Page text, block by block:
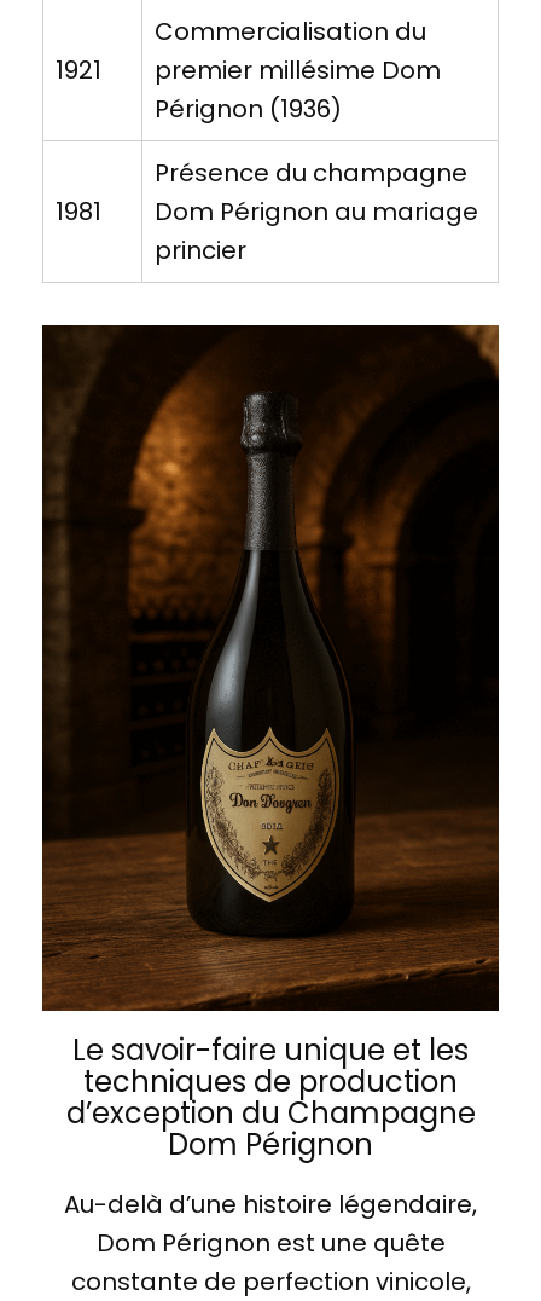
1921
Commercialisation du
premier millésime Dom
Pérignon (1936)
1981
Présence du champagne
Dom Pérignon au mariage
princier
Le savoir-faire unique et les
techniques de production
d’exception du Champagne
Dom Pérignon
Au-delà d’une histoire légendaire,
Dom Pérignon est une quête
constante de perfection vinicole,